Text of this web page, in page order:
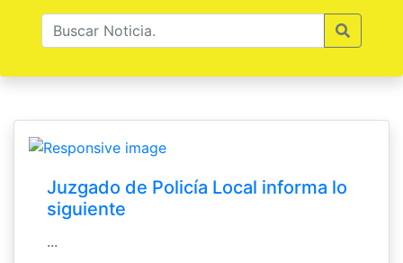
Juzgado de Policía Local informa lo
siguiente
...